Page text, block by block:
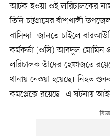
আটক হওয়া ওই লরিচালকের
তিনি চট্টগ্রামের বাঁশখালী
বাসিন্দা। জানতে চাইলে
কর্মকর্তা (ওসি) আবদুল মোমিন
লরিচালক তাঁদের হেফাজতে
থানায় নেওয়া হয়েছে। নিহত
কমপ্লেক্সে রয়েছে। এ ঘটনায়